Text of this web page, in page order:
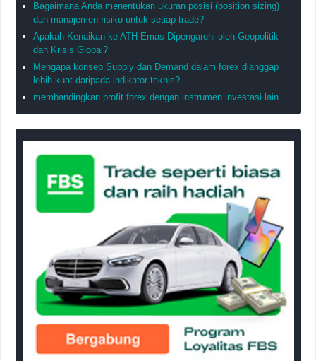
Bagaimana Anda menentukan ukuran posisi (position sizing)
dan manajemen risiko untuk setiap trade?
Apakah Kenaikan ke ATH Emas Dipengaruhi oleh Geopolitik
dan Krisis Global?
Mengapa konsep Supply dan Demand dalam forex dianggap
lebih kuat daripada indikator teknis?
membandingkan profit forex dengan instrumen investasi lain